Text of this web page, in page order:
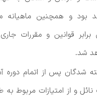
بود و همچنین ماهیانه
قوانین و مقررات
شد.
شدگان پس از اتمام دوره
و از امتیازات مربوط به